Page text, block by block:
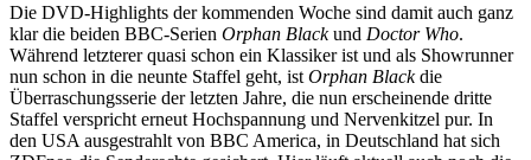
Die DVD-Highlights der kommenden Woche sind damit auch ganz
klar die beiden BBC-Serien Orphan Blackund Doctor Who.
Während letzterer quasi schon ein Klassiker ist und als Showrunner
nun schon in die neunte Staffel geht, ist Orphan Blackdie
Überraschungsserie der letzten Jahre, die nun erscheinende dritte
Staffel verspricht erneut Hochspannung und Nervenkitzel pur. In
den USA ausgestrahlt von BBC America, in Deutschland hat sich